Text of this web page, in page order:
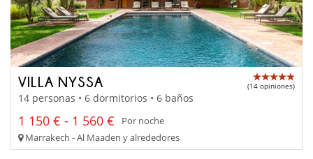
VILLA NYSSA (14 opiniones)
14 personas • 6 dormitorios • 6 baños
1 150 € - 1 560 €
Por noche
Marrakech - Al Maaden y alrededores